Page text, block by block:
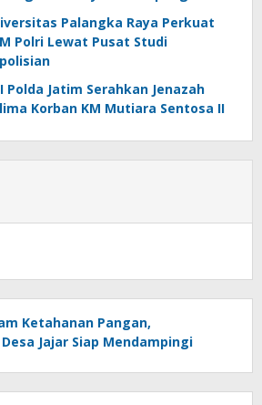
Palangka Raya Perkuat
Polri Lewat Pusat Studi
Polda Jatim Serahkan Jenazah
Korban KM Mutiara Sentosa II
Ketahanan Pangan,
Jajar Siap Mendampingi